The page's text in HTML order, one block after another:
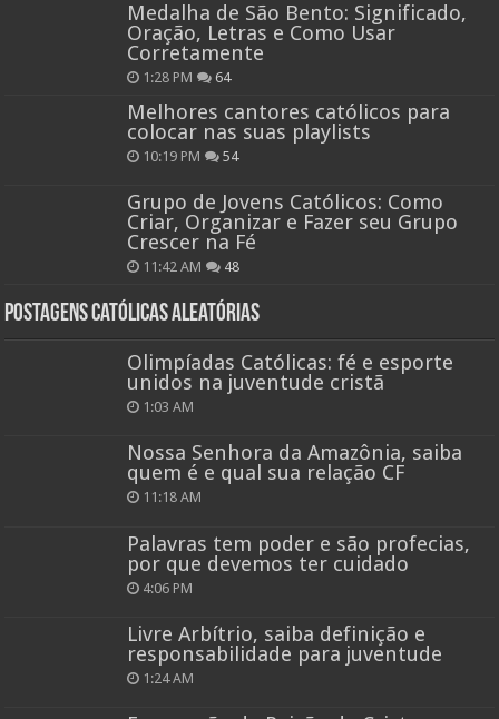
Medalha de São Bento: Significado,
Oração, Letras e Como Usar
Corretamente
1:28 PM 64
Melhores cantores católicos para
colocar nas suas playlists
10:19 PM 54
Grupo de Jovens Católicos: Como
Criar, Organizar e Fazer seu Grupo
Crescer na Fé
11:42 AM 48
Postagens católicas aleatórias
Olimpíadas Católicas: fé e esporte
unidos na juventude cristã
1:03 AM
Nossa Senhora da Amazônia, saiba
quem é e qual sua relação CF
11:18 AM
Palavras tem poder e são profecias,
por que devemos ter cuidado
4:06 PM
Livre Arbítrio, saiba definição e
responsabilidade para juventude
1:24 AM